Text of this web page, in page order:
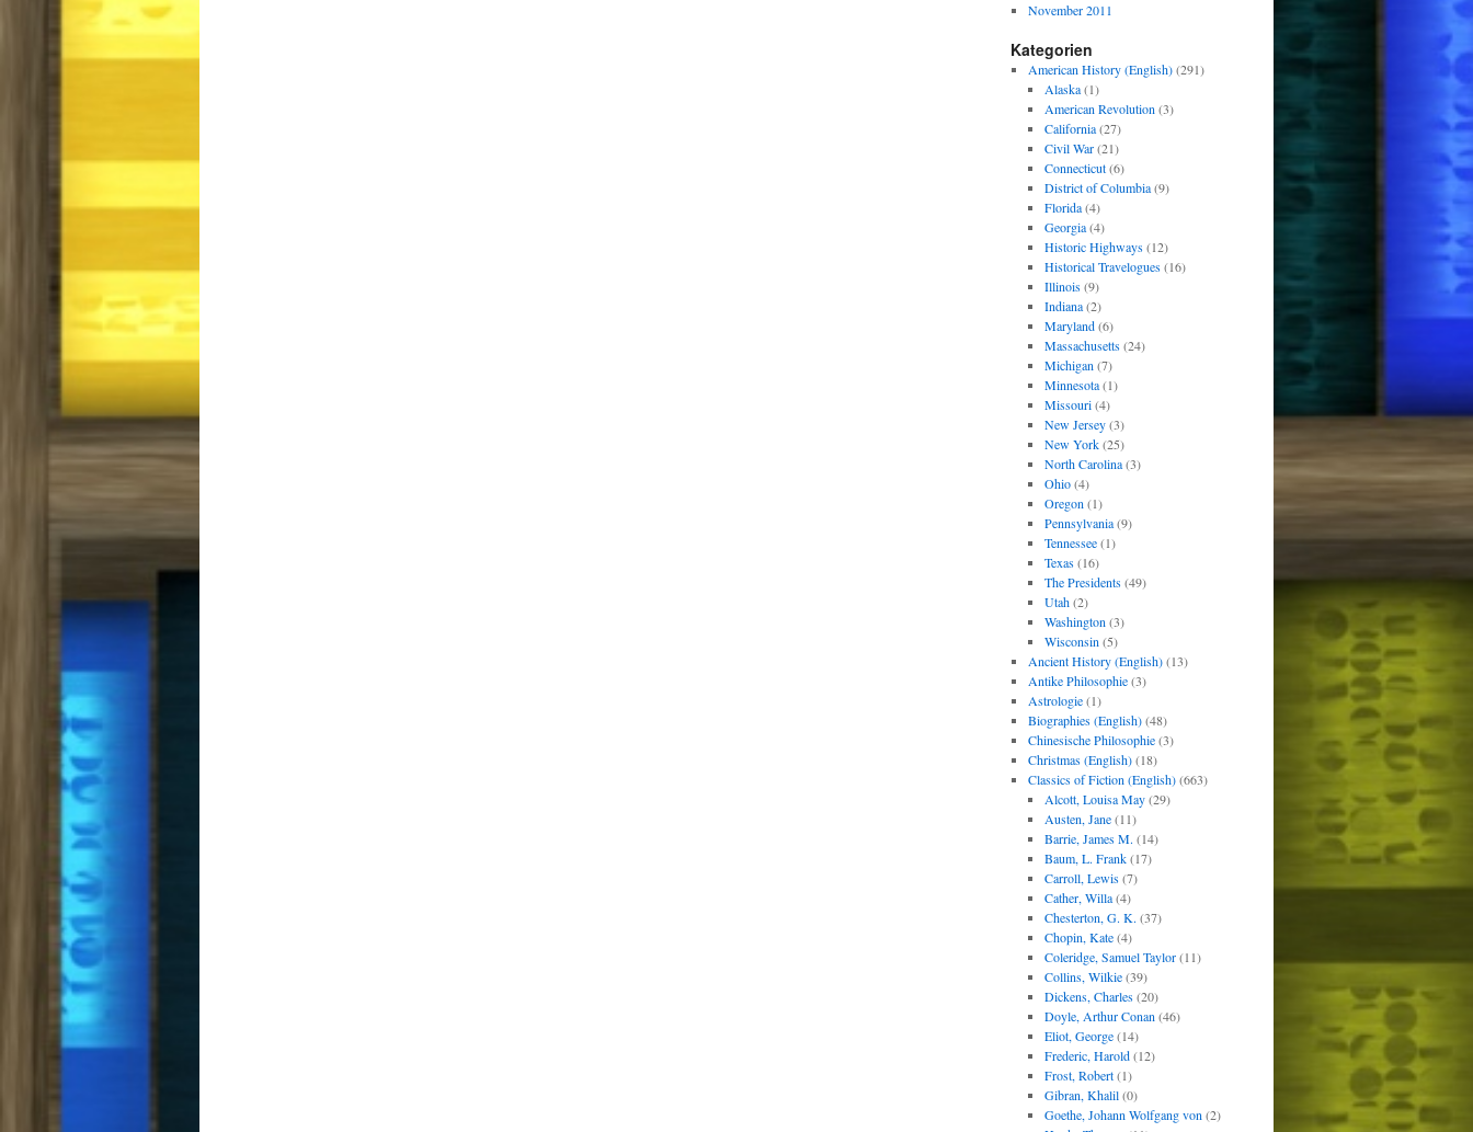
November 2011
Kategorien
American History (English)(291)
Alaska(1)
American Revolution (3)
California(27)
Civil War(21)
Connecticut(6)
District of Columbia(9)
Florida(4)
Georgia(4)
Historic Highways(12)
Historical Travelogues(16)
Illinois(9)
Indiana(2)
Maryland(6)
Massachusetts(24)
Michigan (7)
Minnesota(1)
Missouri(4)
New Jersey(3)
New York(25)
North Carolina(3)
Ohio(4)
Oregon (1)
Pennsylvania(9)
Tennessee(1)
Texas(16)
The Presidents(49)
Utah(2)
Washington (3)
Wisconsin (5)
Ancient History (English)(13)
Antike Philosophie(3)
Astrologie(1)
Biographies (English)(48)
Chinesische Philosophie(3)
Christmas (English)(18)
Classics of Fiction (English)(663)
Alcott, Louisa May(29)
Austen, Jane(11)
Barrie, James M. (14)
Baum, L. Frank(17)
Carroll, Lewis(7)
Cather, Willa(4)
Chesterton, G. K. (37)
Chopin, Kate(4)
Coleridge, Samuel Taylor(11)
Collins, Wilkie(39)
Dickens, Charles(20)
Doyle, Arthur Conan (46)
Eliot, George(14)
Frederic, Harold(12)
Frost, Robert(1)
Gibran, Khalil(0)
Goethe, Johann Wolfgang von (2)